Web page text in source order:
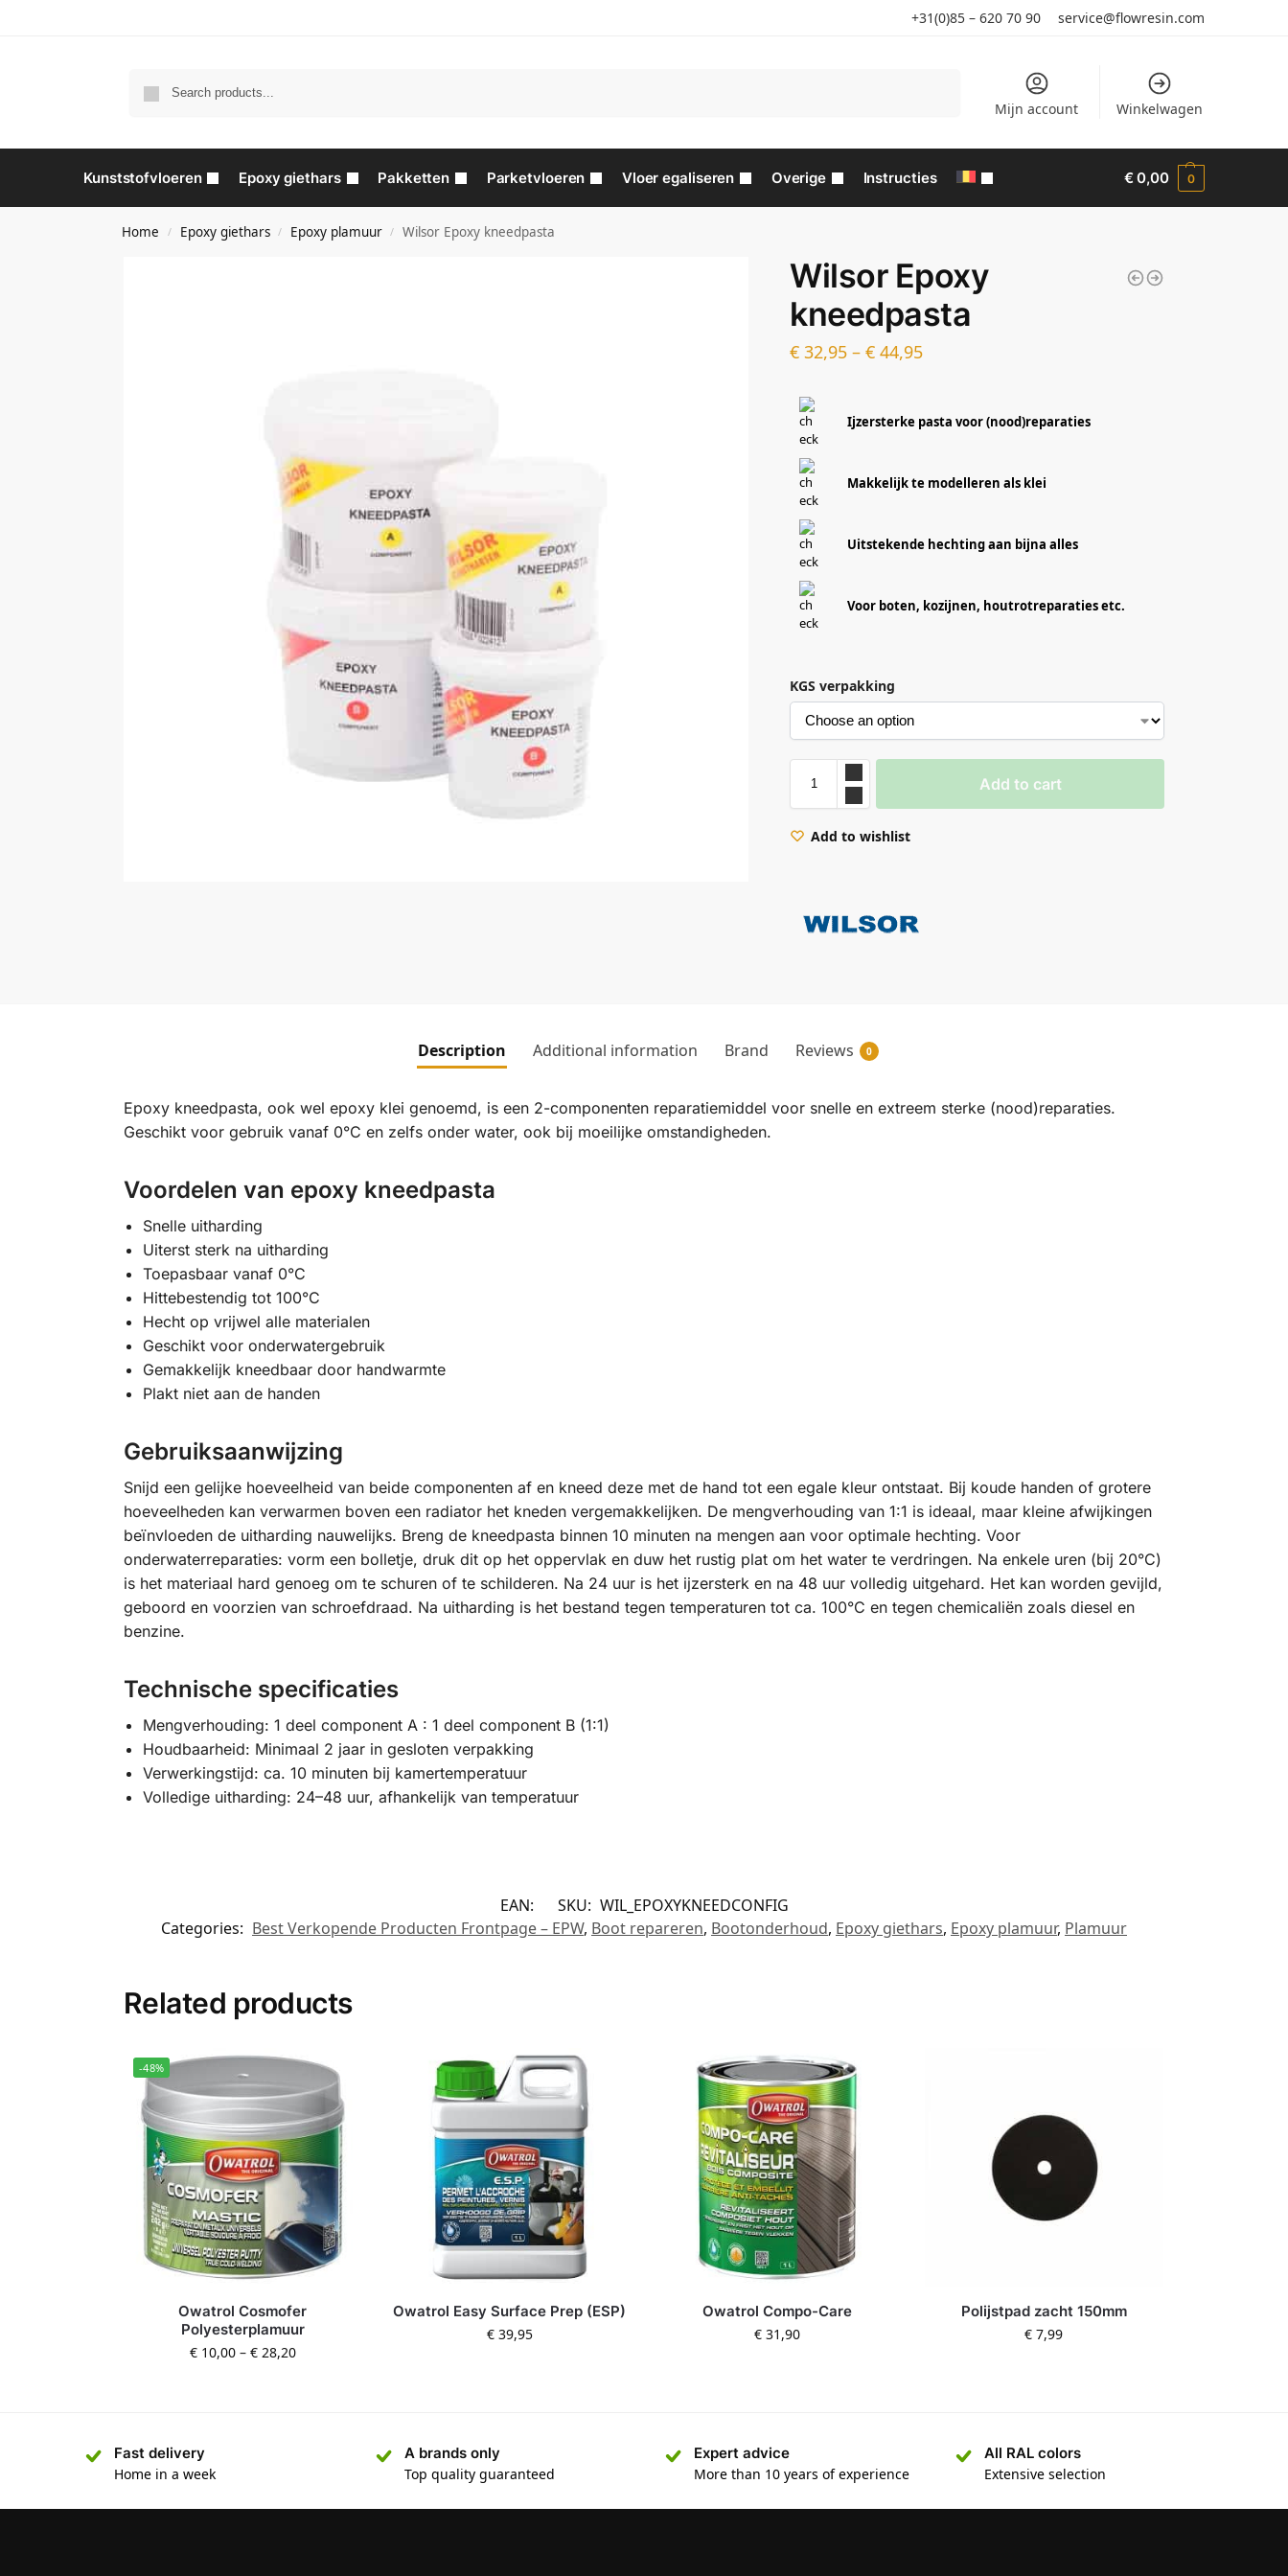
+31(0)85 – 620 70 90 service@flowresin.com
Mijn account Winkelwagen
Kunststofvloeren Epoxy giethars Pakketten Parketvloeren Vloer egaliseren Overige Instructies €0,00 0
Home / Epoxy giethars / Epoxy plamuur / Wilsor Epoxy kneedpasta
Wilsor Epoxy
kneedpasta
€ 32,95 –€ 44,95
Ijzersterke pasta voor (nood)reparaties
Makkelijk te modelleren als klei
Uitstekende hechting aan bijna alles
Voor boten, kozijnen, houtrotreparaties etc.
KGS verpakking
Add to cart
Add to wishlist
Description Additional information Brand Reviews 0
Epoxy kneedpasta, ook wel epoxy klei genoemd, is een 2-componenten reparatiemiddel voor snelle en extreem sterke (nood)reparaties.
Geschikt voor gebruik vanaf 0°C en zelfs onder water, ook bij moeilijke omstandigheden.
Voordelen van epoxy kneedpasta
Snelle uitharding
Uiterst sterk na uitharding
Toepasbaar vanaf 0°C
Hittebestendig tot 100°C
Hecht op vrijwel alle materialen
Geschikt voor onderwatergebruik
Gemakkelijk kneedbaar door handwarmte
Plakt niet aan de handen
Gebruiksaanwijzing
Snijd een gelijke hoeveelheid van beide componenten af en kneed deze met de hand tot een egale kleur ontstaat. Bij koude handen of grotere
hoeveelheden kan verwarmen boven een radiator het kneden vergemakkelijken. De mengverhouding van 1:1 is ideaal, maar kleine afwijkingen
beïnvloeden de uitharding nauwelijks. Breng de kneedpasta binnen 10 minuten na mengen aan voor optimale hechting. Voor
onderwaterreparaties: vorm een bolletje, druk dit op het oppervlak en duw het rustig plat om het water te verdringen. Na enkele uren (bij 20°C)
is het materiaal hard genoeg om te schuren of te schilderen. Na 24 uur is het ijzersterk en na 48 uur volledig uitgehard. Het kan worden gevijld,
geboord en voorzien van schroefdraad. Na uitharding is het bestand tegen temperaturen tot ca. 100°C en tegen chemicaliën zoals diesel en
benzine.
Technische specificaties
Mengverhouding: 1 deel component A : 1 deel component B (1:1)
Houdbaarheid: Minimaal 2 jaar in gesloten verpakking
Verwerkingstijd: ca. 10 minuten bij kamertemperatuur
Volledige uitharding: 24–48 uur, afhankelijk van temperatuur
EAN: SKU: WIL_EPOXYKNEEDCONFIG
Categories: Best Verkopende Producten Frontpage – EPW, Boot repareren, Bootonderhoud, Epoxy giethars, Epoxy plamuur, Plamuur
Related products
-48%
Owatrol Cosmofer
Polyesterplamuur
€10,00– €28,20
Owatrol Easy Surface Prep (ESP)
€39,95
Owatrol Compo-Care
€31,90
Polijstpad zacht 150mm
€ 7,99
Fast delivery
Home in a week
A brands only
Top quality guaranteed
Expert advice
More than 10 years of experience
All RAL colors
Extensive selection